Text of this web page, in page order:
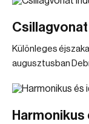
Különleges
augusztusban